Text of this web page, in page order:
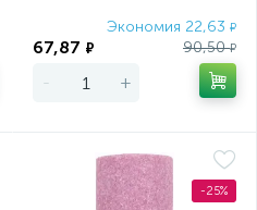
Экономия 22,63 ₽
67,87 ₽ 90,50₽
- +
-25%